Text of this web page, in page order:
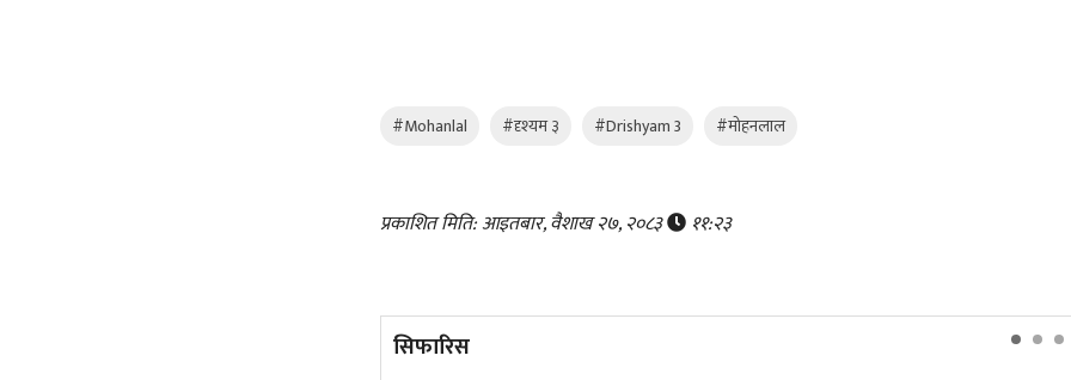
#Mohanlal #दृश्यम ३ #Drishyam 3 #मोहनलाल
प्रकाशित मिति: आइतबार, वैशाख २७, २०८३ ११:२३
सिफारिस